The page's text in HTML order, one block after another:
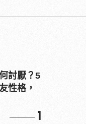
討厭？5
性格，
1